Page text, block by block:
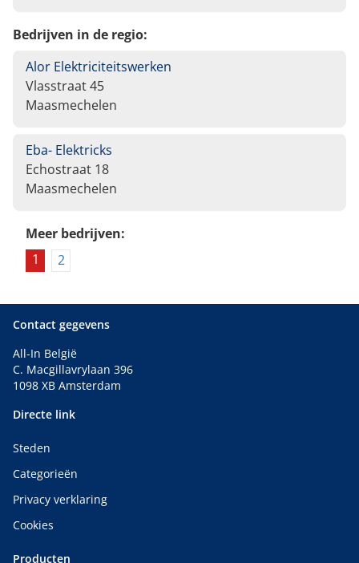
Bedrijven in de regio:
Alor Elektriciteitswerken
Vlasstraat 45
Maasmechelen
Eba- Elektricks
Echostraat 18
Maasmechelen
Meer bedrijven:
1
2
Contact gegevens
All-In België
C. Macgillavrylaan 396
1098 XB Amsterdam
Directe link
Steden
Categorieën
Privacy verklaring
Cookies
Producten